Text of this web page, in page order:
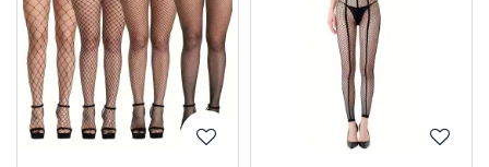
Διακριτική
αποστολή,
επώνυμα
Brands
και